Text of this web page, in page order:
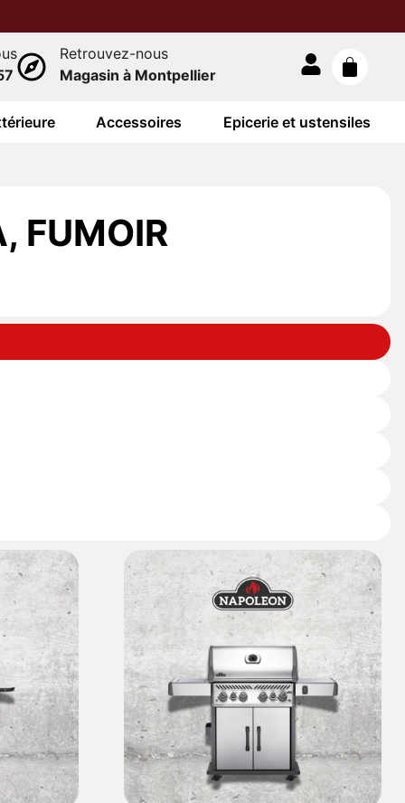
Retrouvez-nous
Magasin à Montpellier
Accessoires Epicerie et ustensiles
FUMOIR